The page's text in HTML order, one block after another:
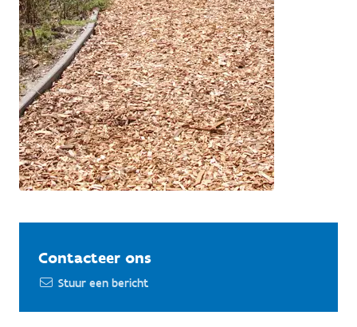
Contacteer ons
Stuur een bericht